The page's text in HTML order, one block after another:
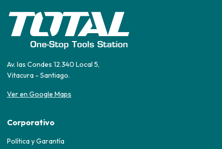
Av. las Condes 12.340 Local 5,
Vitacura - Santiago.
Ver en Google Maps
Corporativo
Política y Garantía